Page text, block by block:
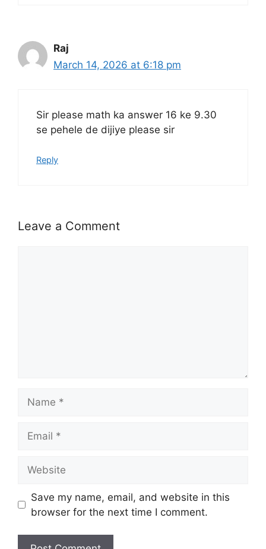
Raj
March 14, 2026 at 6:18 pm
Sir please math ka answer 16 ke 9.30
se pehele de dijiye please sir
Reply
Leave a Comment
Save my name, email, and website in this
browser for the next time I comment.